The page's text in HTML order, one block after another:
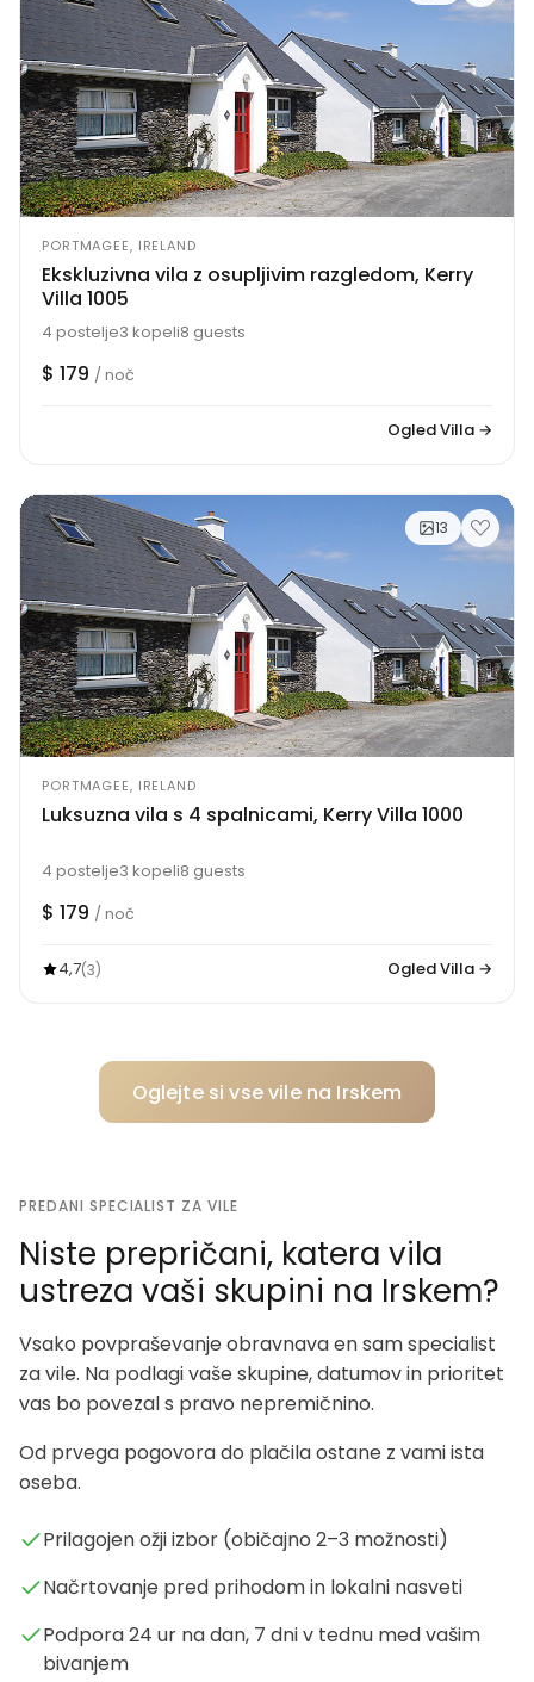
PORTMAGEE, IRELAND
Ekskluzivna vila z osupljivim razgledom, Kerry
Villa 1005
4 postelje3 kopeli8 guests
$ 179 / noč
Ogled Villa →
13
PORTMAGEE, IRELAND
Luksuzna vila s 4 spalnicami, Kerry Villa 1000
4 postelje3 kopeli8 guests
$ 179 / noč
4,7(3) Ogled Villa →
Oglejte si vse vile na Irskem
PREDANI SPECIALIST ZA VILE
Niste prepričani, katera vila
ustreza vaši skupini na Irskem?
Vsako povpraševanje obravnava en sam specialist
za vile. Na podlagi vaše skupine, datumov in prioritet
vas bo povezal s pravo nepremičnino.
Od prvega pogovora do plačila ostane z vami ista
oseba.
Prilagojen ožji izbor (običajno 2–3 možnosti)
Načrtovanje pred prihodom in lokalni nasveti
Podpora 24 ur na dan, 7 dni v tednu med vašim
bivanjem